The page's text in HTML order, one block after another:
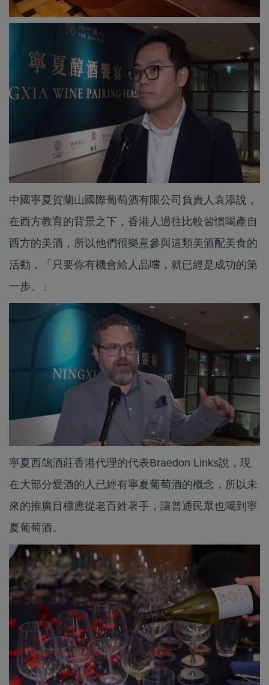
中國寧夏賀蘭山國際葡萄酒有限公司負責人袁添說，
在西方教育的背景之下，香港人過往比較習慣喝產自
西方的美酒，所以他們很樂意參與這類美酒配美食的
活動，「只要你有機會給人品嚐，就已經是成功的第
一步。」
寧夏西鴿酒莊香港代理的代表Braedon Links說，現
在大部分愛酒的人已經有寧夏葡萄酒的概念，所以未
來的推廣目標應從老百姓著手，讓普通民眾也喝到寧
夏葡萄酒。